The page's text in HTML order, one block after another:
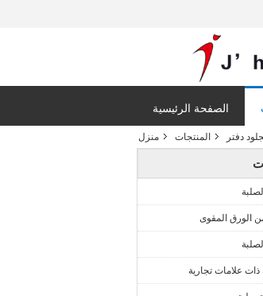
الصفحة الرئيسية
منزل المنتجات دفتر
الورق المقوى
علامات تجارية